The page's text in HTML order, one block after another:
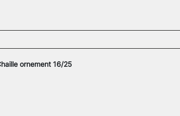
ornement 16/25